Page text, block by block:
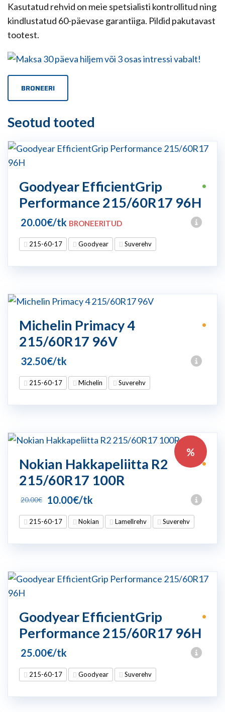
Kasutatud rehvid on meie spetsialisti kontrollitud ning
kindlustatud 60-päevase garantiiga. Pildid pakutavast
tootest.
BRONEERI
Seotud tooted
•
Goodyear EfficientGrip
Performance 215/60R17 96H
20.00€/tk BRONEERITUD
215-60-17 Goodyear Suverehv
•
Michelin Primacy 4
215/60R17 96V
32.50€/tk
215-60-17 Michelin Suverehv
%
•
Nokian Hakkapeliitta R2
215/60R17 100R
20.00€
Algne
hind
oli:
20.00€.
10.00€Praegune
hind
on:
10.00€.
/tk
215-60-17 Nokian Lamellrehv Suverehv
•
Goodyear EfficientGrip
Performance 215/60R17 96H
25.00€/tk
215-60-17 Goodyear Suverehv